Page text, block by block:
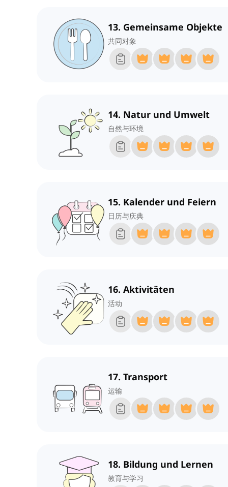
13. Gemeinsame Objekte
共同对象
14. Natur und Umwelt
自然与环境
15. Kalender und Feiern
日历与庆典
16. Aktivitäten
活动
17. Transport
运输
18. Bildung und Lernen
教育与学习